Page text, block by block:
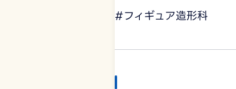
#フィギュア造形科